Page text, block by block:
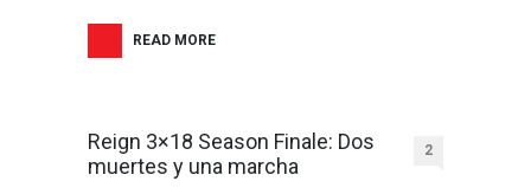
READ MORE
Reign 3×18 Season Finale: Dos
muertes y una marcha
2